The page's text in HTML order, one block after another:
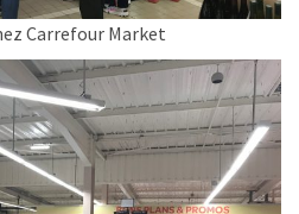
Carrefour Market